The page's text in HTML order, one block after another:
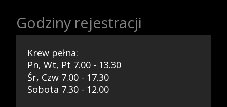
Przetargi
Praca
Godziny rejestracji
Krew pełna:
Pn, Wt, Pt 7.00 - 13.30
Śr, Czw 7.00 - 17.30
Sobota 7.30 - 12.00